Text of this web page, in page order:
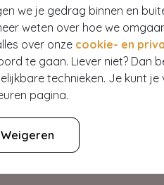
we je gedrag binnen en
weten over hoe we
over onze cookie- en
te gaan. Liever niet? Dan
technieken. Je kunt je
pagina.
Weigeren
gorgeous
vragen of neem